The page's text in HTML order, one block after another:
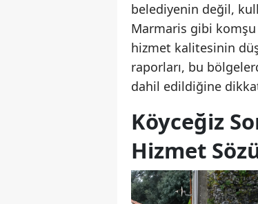
belediyenin değil,
Marmaris gibi
hizmet kalitesinin
raporları, bu
dahil edildiğine
Köyceğiz
Hizmet